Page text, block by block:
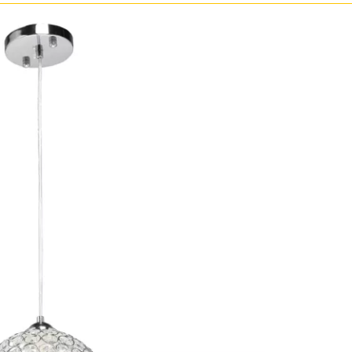
Прозрачные
Хром
Черные